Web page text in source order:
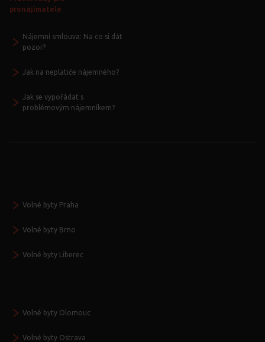
pronajímatele
Nájemní smlouva: Na co si dát
pozor?
Jak na neplatiče nájemného?
Jak se vypořádat s
problémovým nájemníkem?
Volné byty Praha
Volné byty Brno
Volné byty Liberec
Volné byty Olomouc
Volné byty Ostrava